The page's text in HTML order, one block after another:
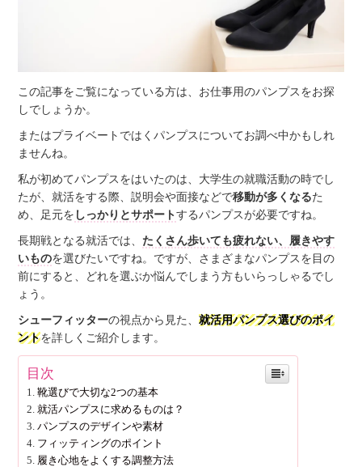
この記事をご覧になっている方は、お仕事用のパンプスをお探
しでしょうか。
またはプライベートではくパンプスについてお調べ中かもしれ
ませんね。
私が初めてパンプスをはいたのは、大学生の就職活動の時でし
たが、就活をする際、説明会や面接などで移動が多くなるた
め、足元を しっかりとサポートするパンプスが必要ですね。
長期戦となる就活では、 たくさん歩いても疲れない、履きやす
いものを選びたいですね。ですが、さまざまなパンプスを目の
前にすると、どれを選ぶか悩んでしまう方もいらっしゃるでし
ょう。
シューフィッターの視点から見た、就活用パンプス選びのポイ
ントを詳しくご紹介します。
目次
靴選びで大切な2つの基本
就活パンプスに求めるものは？
パンプスのデザインや素材
フィッティングのポイント
履き心地をよくする調整方法